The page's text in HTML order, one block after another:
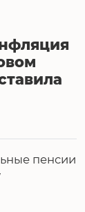
пенсии